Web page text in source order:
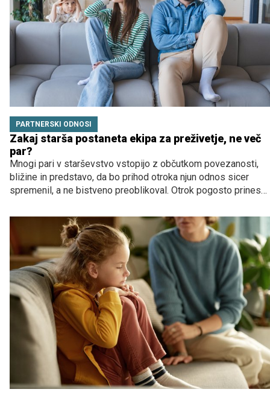
PARTNERSKI ODNOSI
Zakaj starša postaneta ekipa za preživetje, ne več
par?
Mnogi pari v starševstvo vstopijo z občutkom povezanosti,
bližine in predstavo, da bo prihod otroka njun odnos sicer
spremenil, a ne bistveno preoblikoval. Otrok pogosto prinese
pa starševska vloga prinese tudi nekaj manj romantičnega, a
zelo resničnega: izčrpanost, neprekinjene zahteve, nenehno
organizacijo in občutek, da je vsak dan sestavljen predvsem
iz nalog in usklajevanja.